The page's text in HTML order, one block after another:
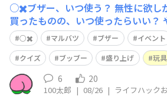
○✖️ブザー、いつ使う？ 無性に欲し
買ったものの、いつ使ったらいい？
とかなーと。 皆さんなら、どんなイ
か？ もちろん大きなイベントはで
場、町内、ボランティア… 皆さんの
ア募集します。 よろしくお願いします
○✖️ マルバツ ブザー イベント
クイズ
ブッブー 盛り上げ 玩具
6 20
100太郎 | 08/26 | ライフハック